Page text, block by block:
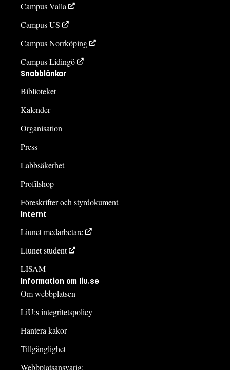
Campus Valla
Campus US
Campus Norrköping
Campus Lidingö
Snabblänkar
Biblioteket
Kalender
Organisation
Press
Labbsäkerhet
Profilshop
Föreskrifter och styrdokument
Internt
Liunet medarbetare
Liunet student
LISAM
Information om liu.se
Om webbplatsen
LiU:s integritetspolicy
Hantera kakor
Tillgänglighet
Webbplatsansvarig: